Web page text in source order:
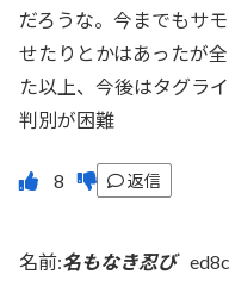
だろうな。今までもサ
せたりとかはあったが
た以上、今後はタグラ
判別が困難
返信
名前:名もなき忍び